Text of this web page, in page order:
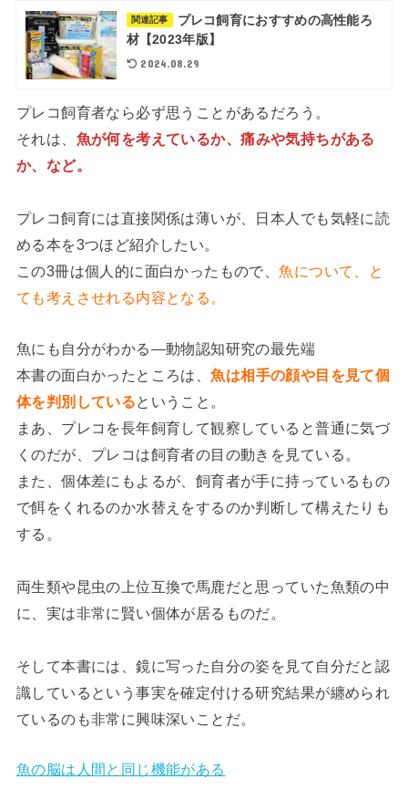
関連記事
プレコ飼育におすすめの高性能ろ
材【2023年版】
2024.08.29
プレコ飼育者なら必ず思うことがあるだろう。
それは、 魚が何を考えているか、痛みや気持ちがある
か、など。
プレコ飼育には直接関係は薄いが、日本人でも気軽に読
める本を3つほど紹介したい。
この3冊は個人的に面白かったもので、魚について、と
ても考えさせれる内容となる。
魚にも自分がわかる―動物認知研究の最先端
本書の面白かったところは、魚は相手の顔や目を見て個
体を判別しているということ。
まあ、プレコを長年飼育して観察していると普通に気づ
くのだが、プレコは飼育者の目の動きを見ている。
また、個体差にもよるが、飼育者が手に持っているもの
で餌をくれるのか水替えをするのか判断して構えたりも
する。
両生類や昆虫の上位互換で馬鹿だと思っていた魚類の中
に、実は非常に賢い個体が居るものだ。
そして本書には、鏡に写った自分の姿を見て自分だと認
識しているという事実を確定付ける研究結果が纏められ
ているのも非常に興味深いことだ。
魚の脳は人間と同じ機能がある